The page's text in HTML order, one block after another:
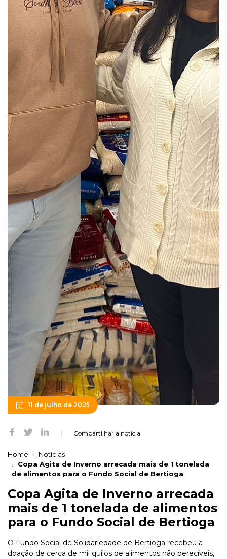
11 de julho de 2025
Compartilhar a notícia
Home
Notícias
Copa Agita de Inverno arrecada mais de 1 tonelada
de alimentos para o Fundo Social de Bertioga
Copa Agita de Inverno arrecada
mais de 1 tonelada de alimentos
para o Fundo Social de Bertioga
O Fundo Social de Solidariedade de Bertioga recebeu a
doação de cerca de mil quilos de alimentos não perecíveis,